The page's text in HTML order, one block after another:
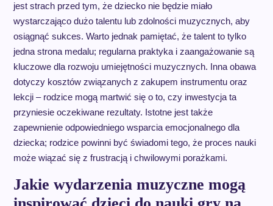
jest strach przed tym, że dziecko nie będzie miało
wystarczająco dużo talentu lub zdolności muzycznych, aby
osiągnąć sukces. Warto jednak pamiętać, że talent to tylko
jedna strona medalu; regularna praktyka i zaangażowanie są
kluczowe dla rozwoju umiejętności muzycznych. Inna obawa
dotyczy kosztów związanych z zakupem instrumentu oraz
lekcji – rodzice mogą martwić się o to, czy inwestycja ta
przyniesie oczekiwane rezultaty. Istotne jest także
zapewnienie odpowiedniego wsparcia emocjonalnego dla
dziecka; rodzice powinni być świadomi tego, że proces nauki
może wiązać się z frustracją i chwilowymi porażkami.
Jakie wydarzenia muzyczne mogą